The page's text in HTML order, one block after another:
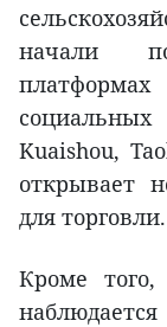
начали
Kuaishou,
открывает
для торговли.
Кроме